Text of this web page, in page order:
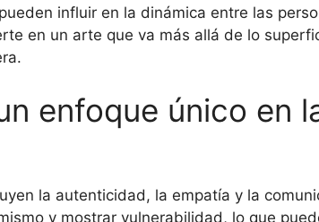
influir en la dinámica entre las
en un arte que va más allá de lo
enfoque único en
la autenticidad, la empatía y la
y mostrar vulnerabilidad, lo que